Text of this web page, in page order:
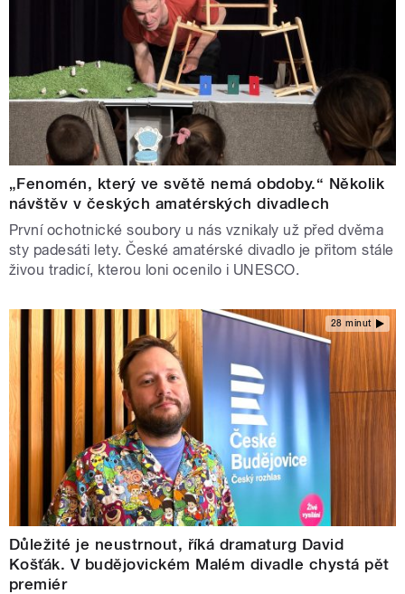
„Fenomén, který ve světě nemá obdoby.“ Několik
návštěv v českých amatérských divadlech
První ochotnické soubory u nás vznikaly už před dvěma
sty padesáti lety. České amatérské divadlo je přitom stále
živou tradicí, kterou loni ocenilo i UNESCO.
28 minut
Důležité je neustrnout, říká dramaturg David
Košťák. V budějovickém Malém divadle chystá pět
premiér